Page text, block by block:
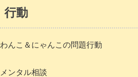
行動
わんこ＆にゃんこの問題行動
メンタル相談